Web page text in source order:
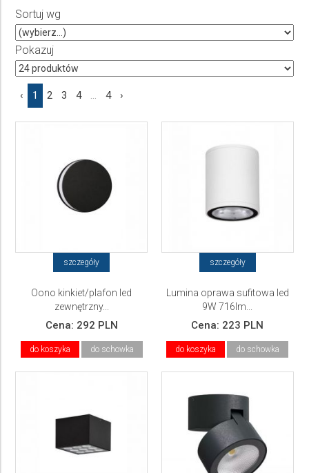
Producent
Wybierz producenta
Cena
Sortuj wg
Pokazuj
‹ 1 2 3 4 ... 4 ›
szczegóły
Oono kinkiet/plafon led
zewnętrzny...
Cena: 292 PLN
do koszyka do schowka
szczegóły
Lumina oprawa sufitowa led
9W 716lm...
Cena: 223 PLN
do koszyka do schowka